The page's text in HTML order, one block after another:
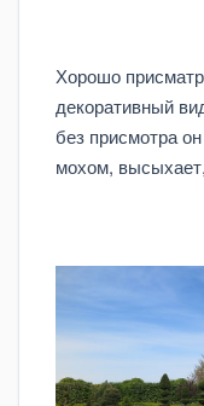
Хорошо
декоративный
без присмотра
мохом,